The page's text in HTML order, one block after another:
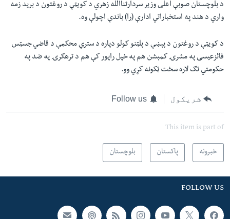
د بلوچستان صوبې اعلی وزیر سردارثناالله زهري د کویټې د روغتون د برید زمه
واري د هند په استخباراتي ادارې (را) باندې اچولې وه.
د کویټې د روغتون د پېښې د پلټنو کولو دپاره د سترې محکمې د قاضي جسټس
فائزعیسی په مشرۍ کمېشن هم په خپل راپور کې هم د ترهګرۍ په ضد په
حکومتي تګ لاره سخت ټکونه کړي وو.
شریکول Follow us
This item is part of
خبرونه پاکستان بلوچستان
FOLLOW US